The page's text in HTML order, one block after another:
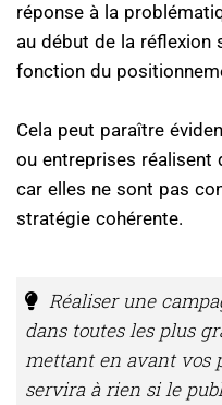
réponse à la
au début de la réflexion
fonction du
Cela peut paraître
ou entreprises réalisent
car elles ne sont pas
stratégie cohérente.
Réaliser une
dans toutes les plus
mettant en avant vos
servira à rien si le